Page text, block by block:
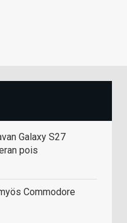
Galaxy S27
pois
Commodore